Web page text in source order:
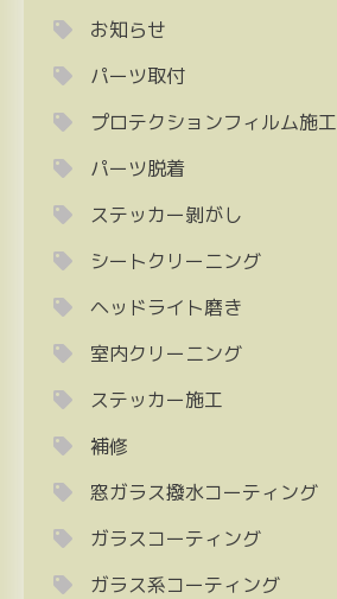
お知らせ
パーツ取付
プロテクションフィルム施工
パーツ脱着
ステッカー剝がし
シートクリーニング
ヘッドライト磨き
室内クリーニング
ステッカー施工
補修
窓ガラス撥水コーティング
ガラスコーティング
ガラス系コーティング